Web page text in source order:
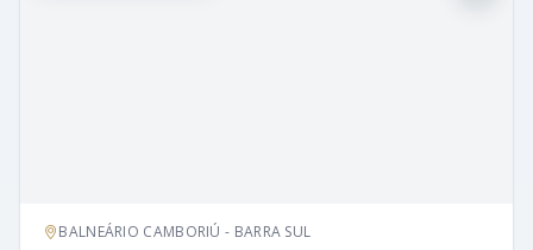
BALNEÁRIO CAMBORIÚ - BARRA SUL